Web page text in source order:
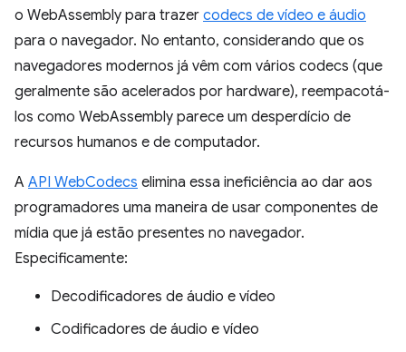
o WebAssembly para trazer codecs de vídeo e áudio
para o navegador. No entanto, considerando que os
navegadores modernos já vêm com vários codecs (que
geralmente são acelerados por hardware), reempacotá-
los como WebAssembly parece um desperdício de
recursos humanos e de computador.
A API WebCodecs elimina essa ineficiência ao dar aos
programadores uma maneira de usar componentes de
mídia que já estão presentes no navegador.
Especificamente:
Decodificadores de áudio e vídeo
Codificadores de áudio e vídeo